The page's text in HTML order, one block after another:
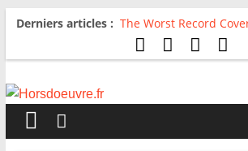
Derniers articles : The Worst Record
Comment rire du pire
Avril 2026 : C’est dans
For The First Time,